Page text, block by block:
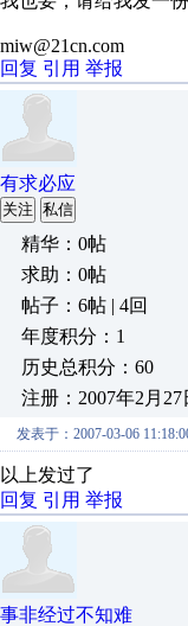
miw@21cn.com
回复 引用 举报
有求必应
关注 私信
精华：0帖
求助：0帖
帖子：6帖 | 4回
年度积分：1
历史总积分：60
注册：2007年2月27
发表于：2007-03-06
以上发过了
回复 引用 举报
事非经过不知难